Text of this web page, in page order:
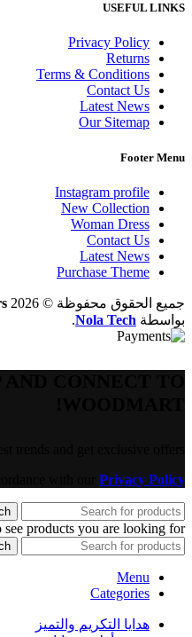
USEFUL LINKS
Privacy Policy
Returns
Terms & Conditions
Contact Us
Latest News
Our Sitemap
Footer Menu
Instagram profile
New Collection
Woman Dress
Contact Us
Latest News
Purchase Theme
جميع الحقوق محفوظة © 2026
بواسطة Nola Tech
.
Privacy Policy
see products you are looking for.
Menu
Categories
هدايا التكريم والتميز